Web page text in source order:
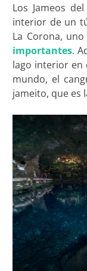
Los Jameos
interior de un
La Corona,
importantes.
lago interior en
mundo, el
jameito, que es